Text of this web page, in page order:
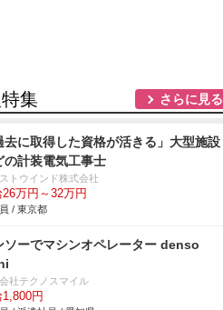
集 さらに見る
去に取得した資格が活きる」大型施設
の計装電気工事士
トウインド株式会社
26万円～32万円
/ 東京都
ソーでマシンオペレーター denso
社テクノスマイル
円